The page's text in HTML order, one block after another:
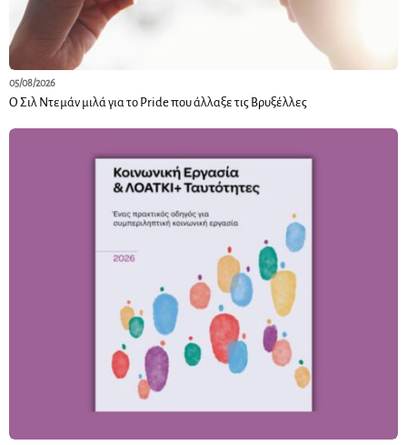
05/08/2026
Ο Σιλ Ντεμάν μιλά για το Pride που άλλαξε τις Βρυξέλλες